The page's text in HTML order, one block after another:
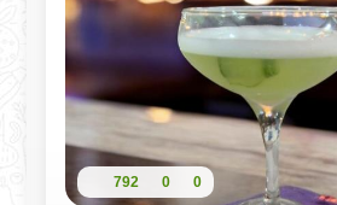
792 0 0